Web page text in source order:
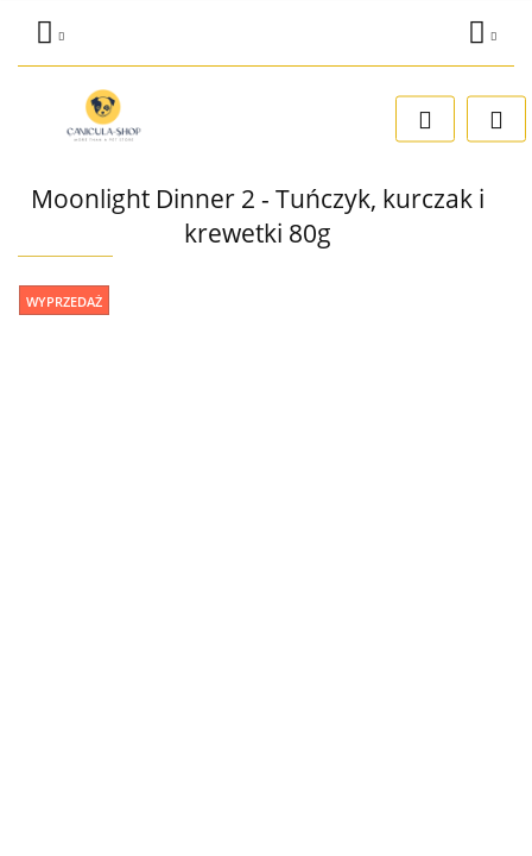
Zaloguj się
Dodaj zgłoszenie
Moonlight Dinner 2 - Tuńczyk, kurczak i
krewetki 80g
WYPRZEDAŻ